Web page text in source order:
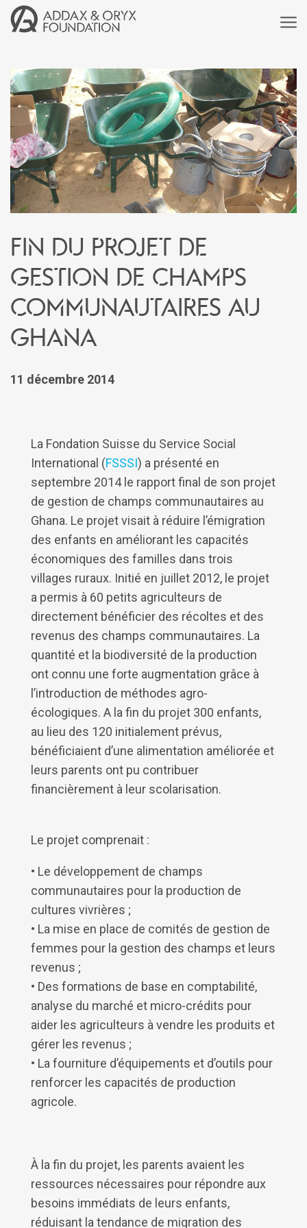
Fin du projet de
gestion de champs
communautaires au
Ghana
11 décembre 2014
La Fondation Suisse du Service Social
International (FSSSI) a présenté en
septembre 2014 le rapport final de son projet
de gestion de champs communautaires au
Ghana. Le projet visait à réduire l’émigration
des enfants en améliorant les capacités
économiques des familles dans trois
villages ruraux. Initié en juillet 2012, le projet
a permis à 60 petits agriculteurs de
directement bénéficier des récoltes et des
revenus des champs communautaires. La
quantité et la biodiversité de la production
ont connu une forte augmentation grâce à
l’introduction de méthodes agro-
écologiques. A la fin du projet 300 enfants,
au lieu des 120 initialement prévus,
bénéficiaient d’une alimentation améliorée et
leurs parents ont pu contribuer
financièrement à leur scolarisation.
Le projet comprenait :
• Le développement de champs
communautaires pour la production de
cultures vivrières ;
• La mise en place de comités de gestion de
femmes pour la gestion des champs et leurs
revenus ;
• Des formations de base en comptabilité,
analyse du marché et micro-crédits pour
aider les agriculteurs à vendre les produits et
gérer les revenus ;
• La fourniture d’équipements et d’outils pour
renforcer les capacités de production
agricole.
À la fin du projet, les parents avaient les
ressources nécessaires pour répondre aux
besoins immédiats de leurs enfants,
réduisant la tendance de migration des